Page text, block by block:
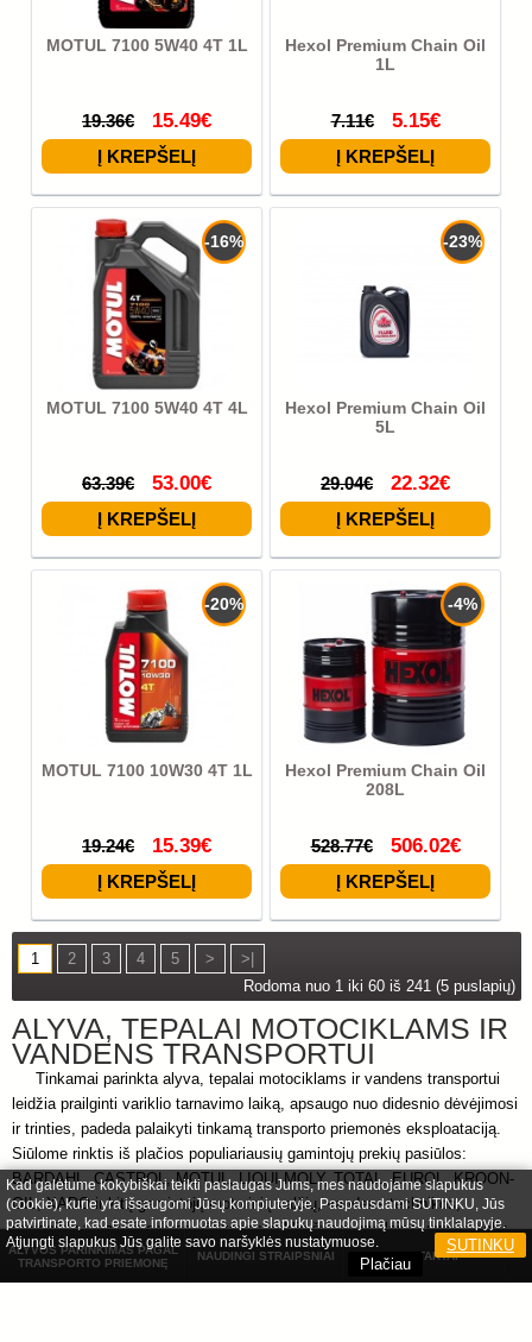
MOTUL 7100 5W40 4T 1L
19.36€ 15.49€
Hexol Premium Chain Oil
1L
7.11€ 5.15€
-16%
MOTUL 7100 5W40 4T 4L
63.39€ 53.00€
-23%
Hexol Premium Chain Oil
5L
29.04€ 22.32€
-20%
MOTUL 7100 10W30 4T 1L
19.24€ 15.39€
-4%
Hexol Premium Chain Oil
208L
528.77€ 506.02€
1 2 3 4 5 >
>|
Rodoma nuo 1 iki 60 iš 241 (5 puslapių)
ALYVA, TEPALAI MOTOCIKLAMS IR
VANDENS TRANSPORTUI
Tinkamai parinkta alyva, tepalai motociklams ir vandens transportui
leidžia prailginti variklio tarnavimo laiką, apsaugo nuo didesnio dėvėjimosi
ir trinties, padeda palaikyti tinkamą transporto priemonės eksploataciją.
Siūlome rinktis iš plačios populiariausių gamintojų prekių pasiūlos:
BARDAHL, CASTROL, MOTUL, LIQUI MOLY, TOTAL, EUROL, KROON-
OIL, XADO ir kitų gamintojų motorinių valčių, vandens technikos,
motociklų tepalai ir alyvos užtikrina variklio švarą, prailgina variklio dalių
tarnavimo laiką, gerina jų darbą ir variklio efektyvumą.
ALYVOS PARINKIMAS PAGAL
TRANSPORTO PRIEMONĘ
NAUDINGI STRAIPSNIAI KONTAKTAI
Kad galėtume kokybiškai teikti paslaugas Jums, mes naudojame slapukus
(cookie), kurie yra išsaugomi Jūsų kompiuteryje. Paspausdami SUTINKU, Jūs
patvirtinate, kad esate informuotas apie slapukų naudojimą mūsų tinklalapyje.
Atjungti slapukus Jūs galite savo naršyklės nustatymuose.
SUTINKU
Plačiau